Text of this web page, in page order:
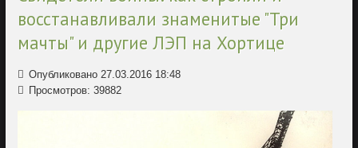
восстанавливали знаменитые "Три
мачты" и другие ЛЭП на Хортице
Опубликовано 27.03.2016 18:48
Просмотров: 39882